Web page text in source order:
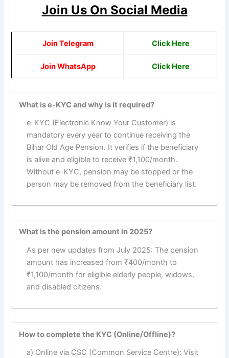
Join Us On Social Media
Join Telegram Click Here
Join WhatsApp Click Here
What is e-KYC and why is it required?
e-KYC (Electronic Know Your Customer) is
mandatory every year to continue receiving the
Bihar Old Age Pension. It verifies if the beneficiary
is alive and eligible to receive ₹1,100/month.
Without e-KYC, pension may be stopped or the
person may be removed from the beneficiary list.
What is the pension amount in 2025?
As per new updates from July 2025: The pension
amount has increased from ₹400/month to
₹1,100/month for eligible elderly people, widows,
and disabled citizens.
How to complete the KYC (Online/Offline)?
a) Online via CSC (Common Service Centre): Visit